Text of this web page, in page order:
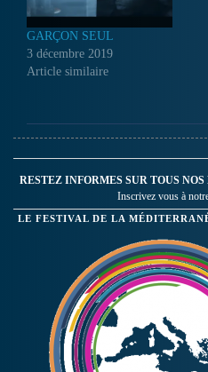
GARÇON SEUL
3 décembre 2019
Article similaire
RESTEZ INFORMES SUR TOUS
Inscrivez vous à
LE FESTIVAL DE LA